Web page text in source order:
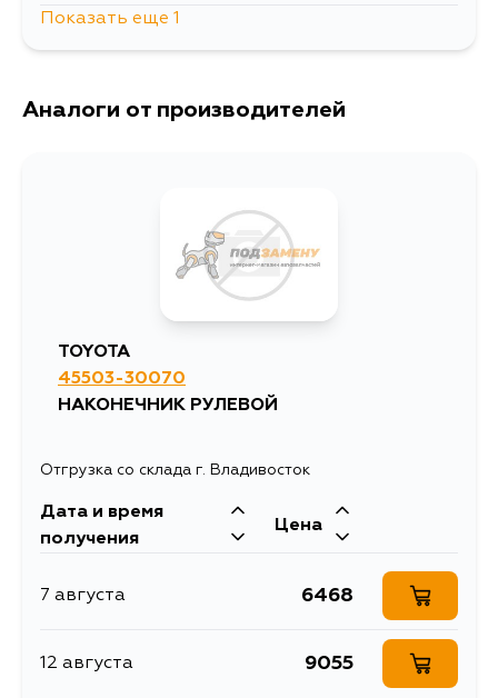
Показать еще 1
Аналоги от производителей
TOYOTA
45503-30070
НАКОНЕЧНИК РУЛЕВОЙ
Отгрузка со склада г. Владивосток
Дата и время
получения
Цена
7 августа 6468
12 августа 9055